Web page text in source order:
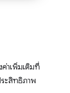
ค่าเพิ่มเติมที่
ะสิทธิภาพ